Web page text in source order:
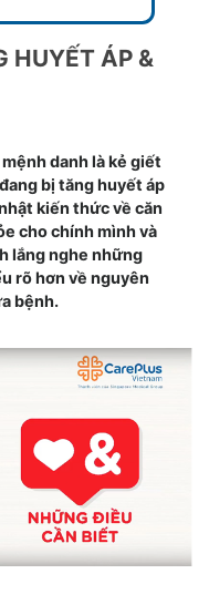
HUYẾT ÁP &
danh là kẻ giết
bị tăng huyết áp
kiến thức về căn
cho chính mình và
lắng nghe những
rõ hơn về nguyên
bệnh.